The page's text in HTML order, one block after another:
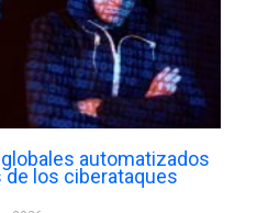
automatizados
de los ciberataques